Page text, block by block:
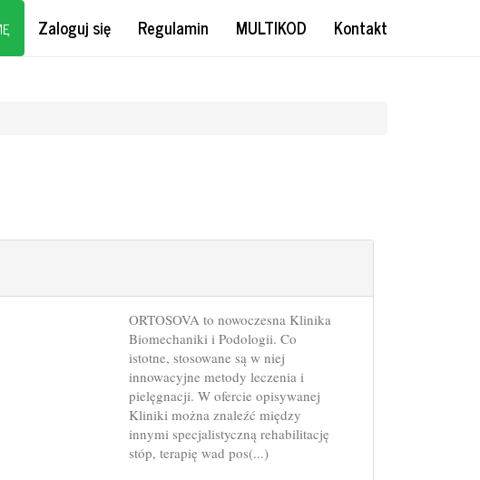
Zaloguj się Regulamin MULTIKOD Kontakt
ORTOSOVA to nowoczesna Klinika
Biomechaniki i Podologii. Co
istotne, stosowane są w niej
innowacyjne metody leczenia i
pielęgnacji. W ofercie opisywanej
Kliniki można znaleźć między
innymi specjalistyczną rehabilitację
stóp, terapię wad pos(...)